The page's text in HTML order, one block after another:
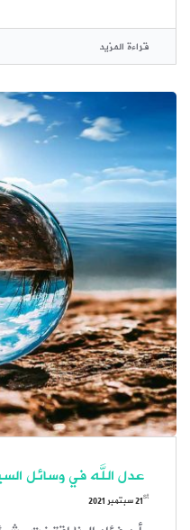
قراءة المزيد
عدل الله في وسائل
21st سبتمبر 2021